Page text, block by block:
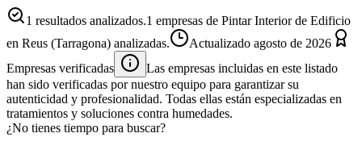
1 resultados analizados.1 empresas de Pintar Interior de Edificio
en Reus (Tarragona) analizadas.
Actualizado agosto de 2026
Empresas verificadas
Las empresas incluidas en este listado
han sido verificadas por nuestro equipo para garantizar su
autenticidad y profesionalidad. Todas ellas están especializadas en
tratamientos y soluciones contra humedades.
¿No tienes tiempo para buscar?